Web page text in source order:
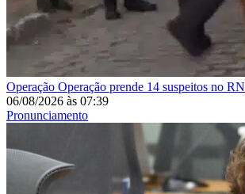
Operação Operação prende 14 suspeitos no RN
06/08/2026 às 07:39
Pronunciamento